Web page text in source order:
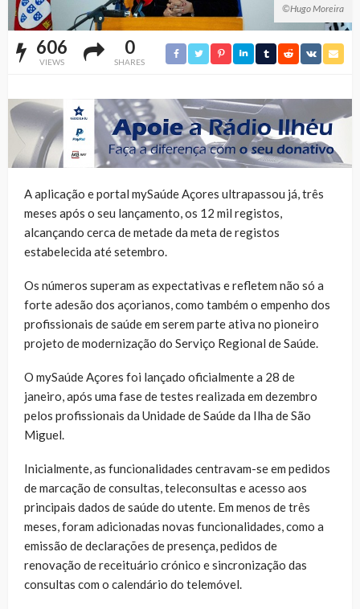
©Hugo Moreira
606
VIEWS
0
SHARES
A aplicação e portal mySaúde Açores ultrapassou já, três
meses após o seu lançamento, os 12 mil registos,
alcançando cerca de metade da meta de registos
estabelecida até setembro.
Os números superam as expectativas e refletem não só a
forte adesão dos açorianos, como também o empenho dos
profissionais de saúde em serem parte ativa no pioneiro
projeto de modernização do Serviço Regional de Saúde.
O mySaúde Açores foi lançado oficialmente a 28 de
janeiro, após uma fase de testes realizada em dezembro
pelos profissionais da Unidade de Saúde da Ilha de São
Miguel.
Inicialmente, as funcionalidades centravam-se em pedidos
de marcação de consultas, teleconsultas e acesso aos
principais dados de saúde do utente. Em menos de três
meses, foram adicionadas novas funcionalidades, como a
emissão de declarações de presença, pedidos de
renovação de receituário crónico e sincronização das
consultas com o calendário do telemóvel.